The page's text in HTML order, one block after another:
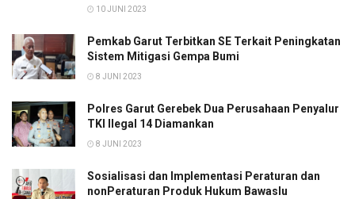
10 JUNI 2023
Pemkab Garut Terbitkan SE Terkait Peningkatan
Sistem Mitigasi Gempa Bumi
8 JUNI 2023
Polres Garut Gerebek Dua Perusahaan Penyalur
TKI Ilegal 14 Diamankan
8 JUNI 2023
Sosialisasi dan Implementasi Peraturan dan
nonPeraturan Produk Hukum Bawaslu